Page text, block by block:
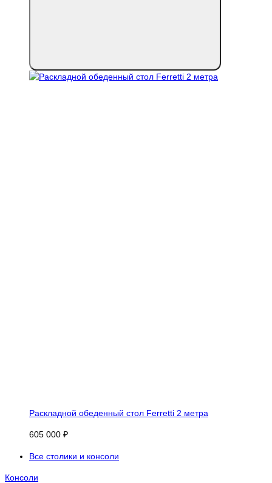
Раскладной обеденный стол Ferretti 2 метра
605 000 ₽
Все столики и консоли
Консоли